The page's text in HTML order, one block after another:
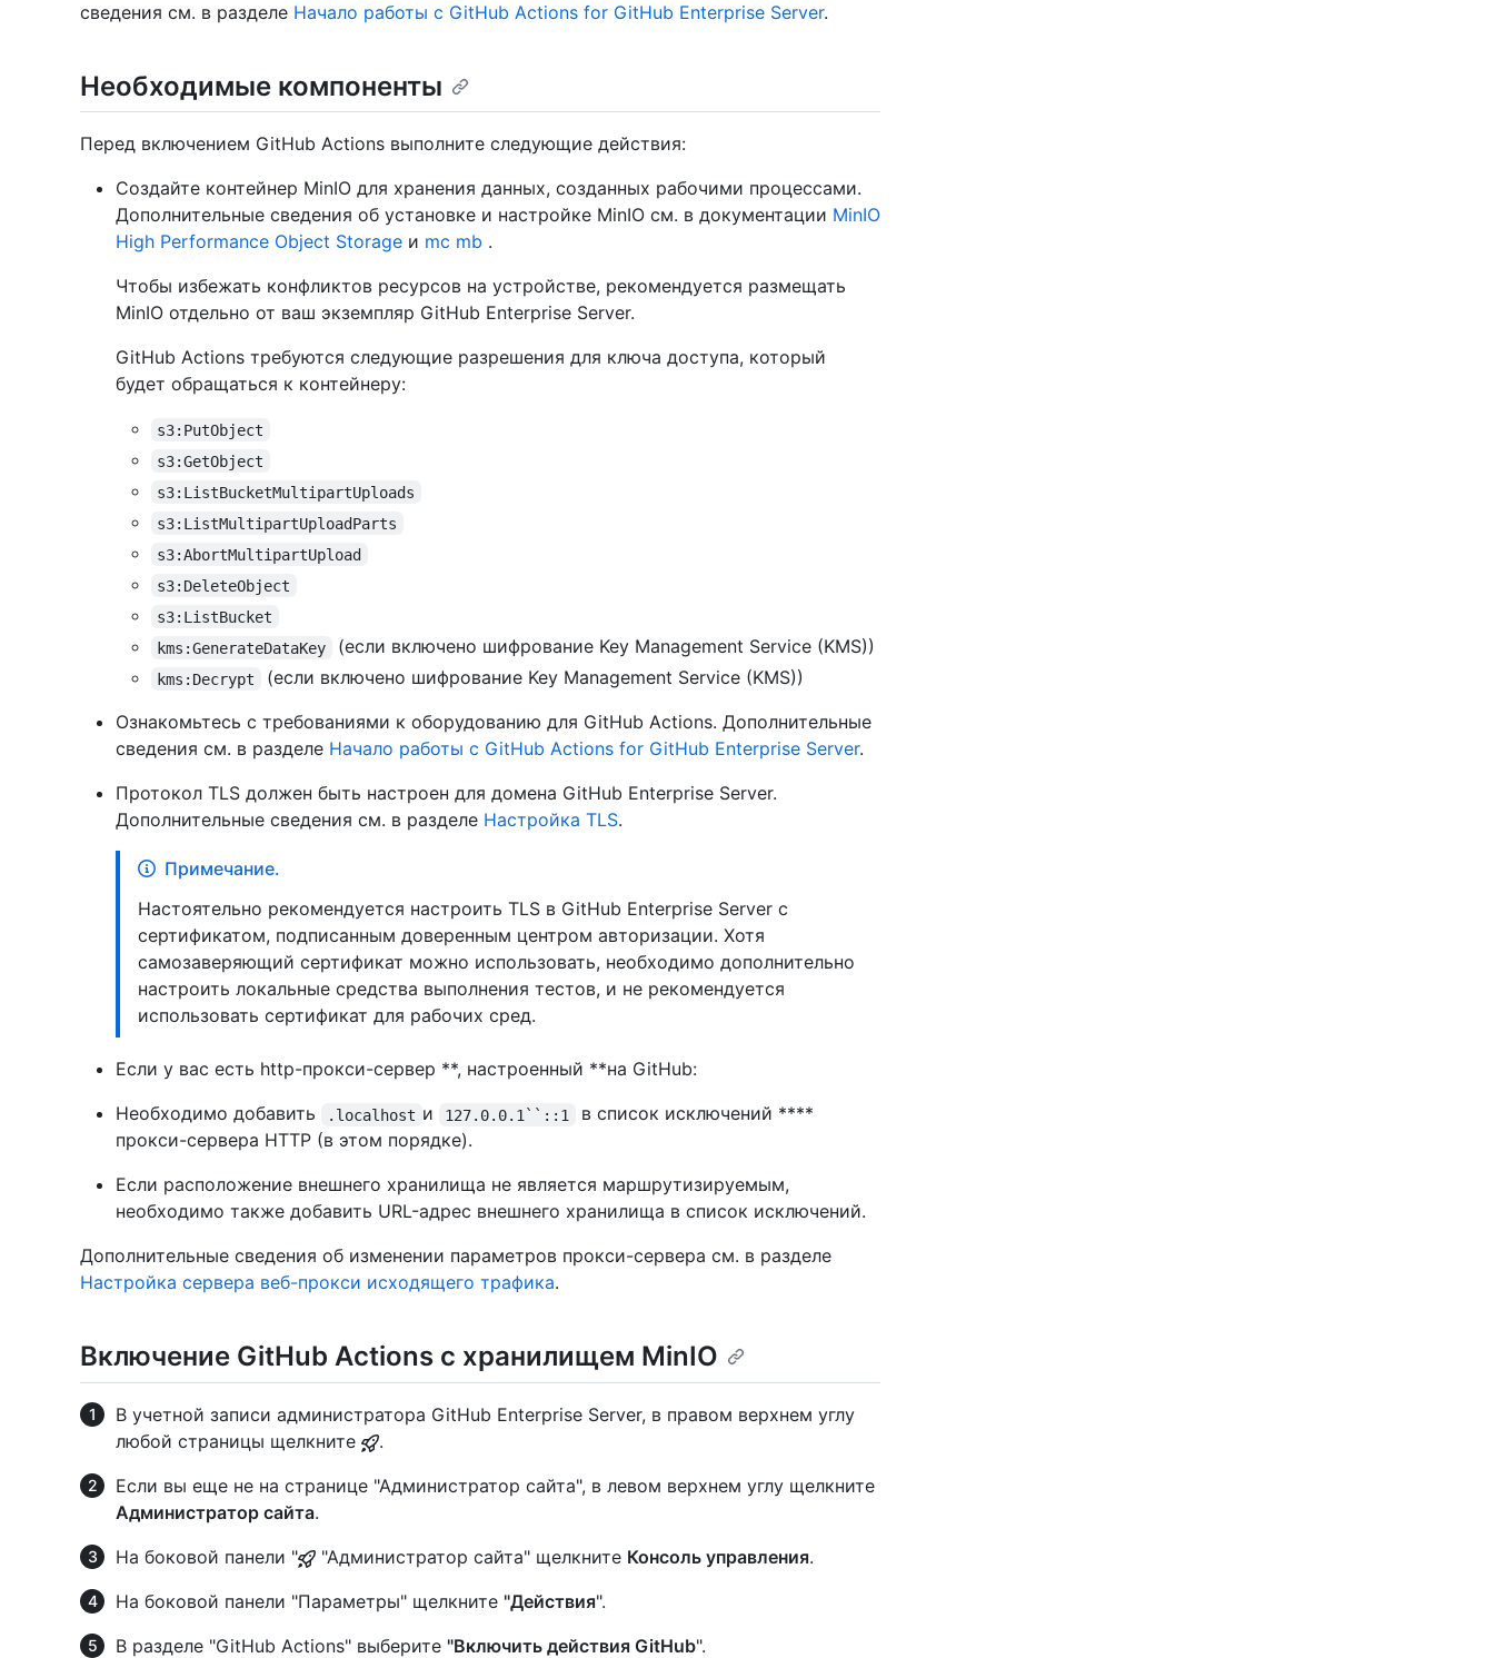
сведения см. в разделе Начало работы с GitHub Actions for GitHub Enterprise Server.
Необходимые компоненты
Перед включением GitHub Actions выполните следующие действия:
Создайте контейнер MinIO для хранения данных, созданных рабочими процессами.
Дополнительные сведения об установке и настройке MinIO см. в документации MinIO
High Performance Object Storage и mc mb .
Чтобы избежать конфликтов ресурсов на устройстве, рекомендуется размещать
MinIO отдельно от ваш экземпляр GitHub Enterprise Server.
GitHub Actions требуются следующие разрешения для ключа доступа, который
будет обращаться к контейнеру:
s3:PutObject
s3:GetObject
s3:ListBucketMultipartUploads
s3:ListMultipartUploadParts
s3:AbortMultipartUpload
s3:DeleteObject
s3:ListBucket
kms:GenerateDataKey
(если включено шифрование Key Management Service (KMS))
kms:Decrypt
(если включено шифрование Key Management Service (KMS))
Ознакомьтесь с требованиями к оборудованию для GitHub Actions. Дополнительные
сведения см. в разделе Начало работы с GitHub Actions for GitHub Enterprise Server.
Протокол TLS должен быть настроен для домена GitHub Enterprise Server.
Дополнительные сведения см. в разделе Настройка TLS.
Примечание.
Настоятельно рекомендуется настроить TLS в GitHub Enterprise Server с
сертификатом, подписанным доверенным центром авторизации. Хотя
самозаверяющий сертификат можно использовать, необходимо дополнительно
настроить локальные средства выполнения тестов, и не рекомендуется
использовать сертификат для рабочих сред.
Если у вас есть http-прокси-сервер **, настроенный **на GitHub:
Необходимо добавить
.localhost и 127.0.0.1``::1
в список исключений ****
прокси-сервера HTTP (в этом порядке).
Если расположение внешнего хранилища не является маршрутизируемым,
необходимо также добавить URL-адрес внешнего хранилища в список исключений.
Дополнительные сведения об изменении параметров прокси-сервера см. в разделе
Настройка сервера веб-прокси исходящего трафика.
Включение GitHub Actions с хранилищем MinIO
В учетной записи администратора GitHub Enterprise Server, в правом верхнем углу
любой страницы щелкните
.
Если вы еще не на странице "Администратор сайта", в левом верхнем углу щелкните
Администратор сайта.
На боковой панели "
"Администратор сайта" щелкните Консоль управления.
На боковой панели "Параметры" щелкните "Действия".
В разделе "GitHub Actions" выберите "Включить действия GitHub".